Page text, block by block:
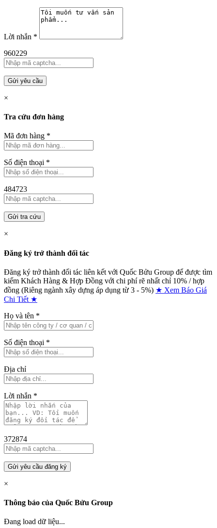
Lời nhắn *
960229
Gửi yêu cầu
×
Tra cứu đơn hàng
Mã đơn hàng *
Số điện thoại *
484723
Gửi tra cứu
×
Đăng ký trở thành đối tác
Đăng ký trở thành đối tác liên kết với Quốc Bửu Group để được tìm
kiếm Khách Hàng & Hợp Đồng với chi phí rẽ nhất chỉ 10% / hợp
đồng (Riêng ngành xây dựng áp dụng từ 3 - 5%) ★ Xem Báo Giá
Chi Tiết ★
Họ và tên *
Số điện thoại *
Địa chỉ
Lời nhắn *
372874
Gửi yêu cầu đăng ký
×
Thông báo của Quốc Bửu Group
Đang load dữ liệu...